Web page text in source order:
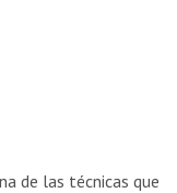
de las técnicas que